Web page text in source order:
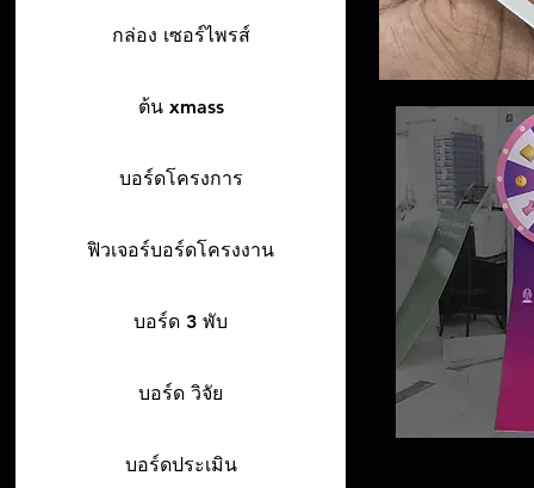
กล่อง เซอร์ไพรส์
ต้น xmass
บอร์ดโครงการ
ฟิวเจอร์บอร์ดโครงงาน
บอร์ด 3 พับ
บอร์ด วิจัย
บอร์ดประเมิน